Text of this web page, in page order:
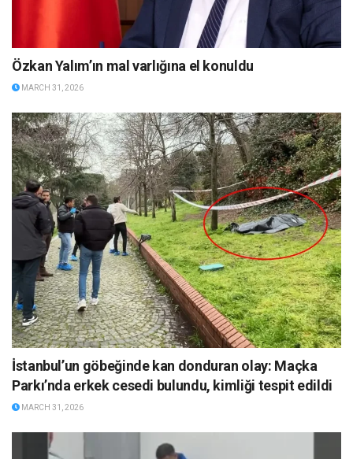
Özkan Yalım’ın mal varlığına el konuldu
MARCH 31, 2026
İstanbul’un göbeğinde kan donduran olay: Maçka
Parkı’nda erkek cesedi bulundu, kimliği tespit edildi
MARCH 31, 2026